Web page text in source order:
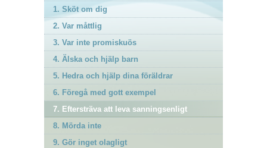
1. Sköt om dig
2. Var måttlig
3. Var inte promiskuös
4. Älska och hjälp barn
5. Hedra och hjälp dina föräldrar
6. Föregå med gott exempel
7. Eftersträva att leva sanningsenligt
8. Mörda inte
9. Gör inget olagligt